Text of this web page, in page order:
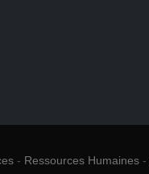
- Ressources Humaines -